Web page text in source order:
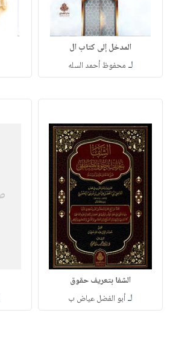
المدخل إلى كتاب ال
لـ محفوظ أحمد السله
الشفا بتعريف حقوق
لـأبو الفضل عياض ب